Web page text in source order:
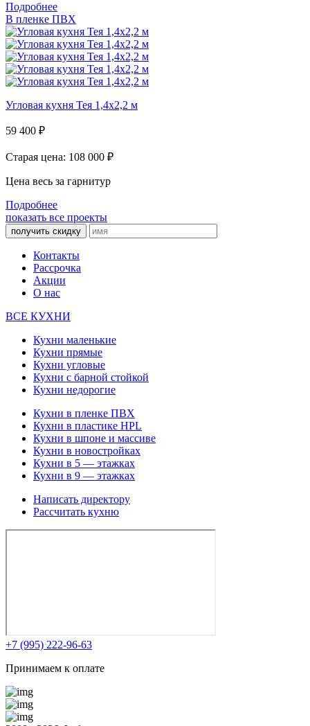
Подробнее
В пленке ПВХ
Угловая кухня Тея 1,4х2,2 м
59 400 ₽
Старая цена: 108 000 ₽
Цена весь за гарнитур
Подробнее
показать все проекты
получить скидку
Контакты
Рассрочка
Акции
О нас
ВСЕ КУХНИ
Кухни маленькие
Кухни прямые
Кухни угловые
Кухни с барной стойкой
Кухни недорогие
Кухни в пленке ПВХ
Кухни в пластике HPL
Кухни в шпоне и массиве
Кухни в новостройках
Кухни в 5 — этажках
Кухни в 9 — этажках
Написать директору
Рассчитать кухню
+7 (995) 222-96-63
Принимаем к оплате